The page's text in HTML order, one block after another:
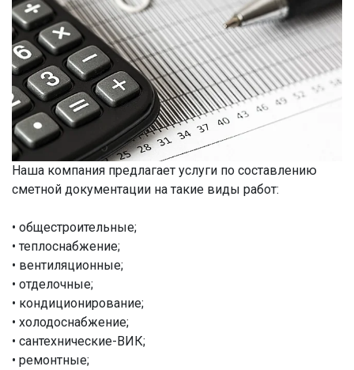
Наша компания предлагает услуги по составлению
сметной документации на такие виды работ:
• общестроительные;
• теплоснабжение;
• вентиляционные;
• отделочные;
• кондиционирование;
• холодоснабжение;
• сантехнические-ВИК;
• ремонтные;